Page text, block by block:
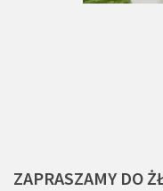
ZAPRASZAMY DO